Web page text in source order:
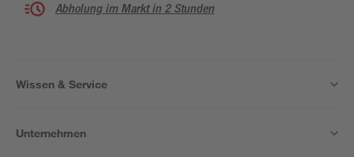
Abholung im Markt in 2 Stunden
Wissen & Service
Unternehmen